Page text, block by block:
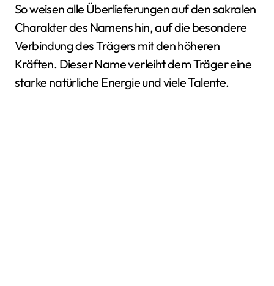
So weisen alle Überlieferungen auf den sakralen
Charakter des Namens hin, auf die besondere
Verbindung des Trägers mit den höheren
Kräften. Dieser Name verleiht dem Träger eine
starke natürliche Energie und viele Talente.